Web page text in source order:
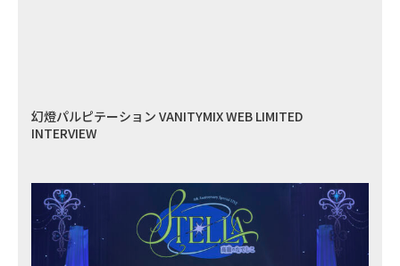
幻燈パルピテーション VANITYMIX WEB LIMITED
INTERVIEW